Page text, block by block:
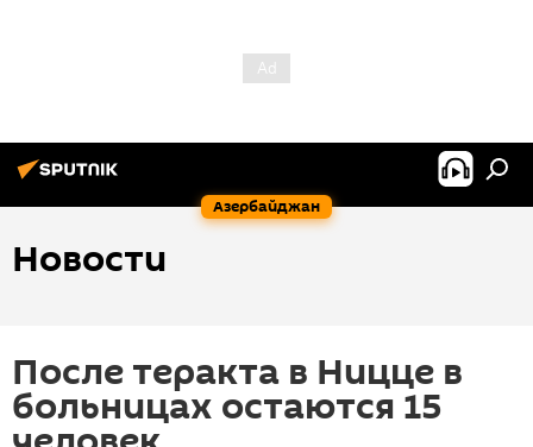
Азербайджан
Новости
После теракта в Ницце в
больницах остаются 15